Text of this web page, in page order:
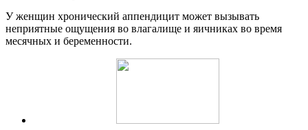
У женщин хронический аппендицит может вызывать
неприятные ощущения во влагалище и яичниках во время
месячных и беременности.